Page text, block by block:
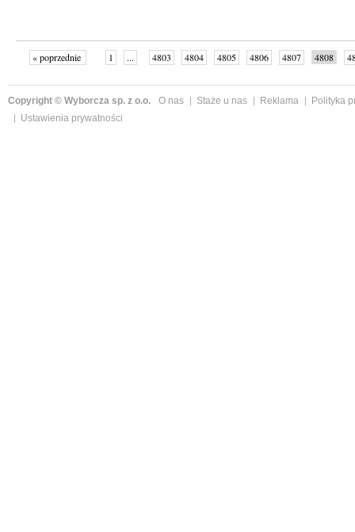
« poprzednie 1 ... 4803 4804 4805 4806 4807 4808
Copyright © Wyborcza sp. z o.o. O nas Staże u nas Reklama
Polityka
Ustawienia prywatności